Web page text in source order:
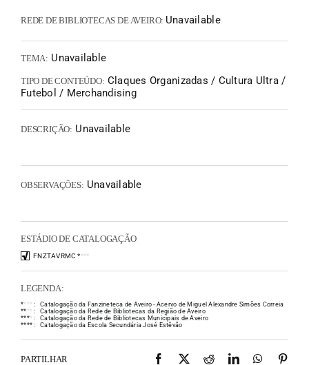
REDE DE BIBLIOTECAS DE AVEIRO: Unavailable
TEMA: Unavailable
TIPO DE CONTEÚDO: Claques Organizadas / Cultura Ultra /
Futebol / Merchandising
DESCRIÇÃO: Unavailable
OBSERVAÇÕES: Unavailable
ESTÁDIO DE CATALOGAÇÃO
FNZTAVRMC ****
LEGENDA:
** * * :
Catalogação da Fanzineteca de Aveiro - Acervo de Miguel Alexandre Simões Correia
** * * :
Catalogação da Rede de Bibliotecas da Região de Aveiro
**** :
Catalogação da Rede de Bibliotecas Municipais de Aveiro
**** : Catalogação da Escola Secundária José Estêvão
PARTILHAR Facebook
X RedditLinkedIn